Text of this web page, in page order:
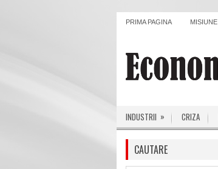
PRIMA PAGINA
INDUSTRII » CRIZA
CAUTARE